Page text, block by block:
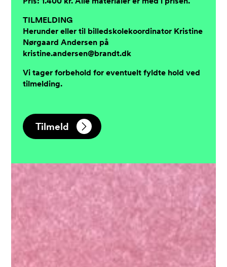
TILMELDING
Herunder eller til billedskolekoordinator Kristine
Nørgaard Andersen på
kristine.andersen@brandt.dk
Vi tager forbehold for eventuelt fyldte hold ved
tilmelding.
Tilmeld